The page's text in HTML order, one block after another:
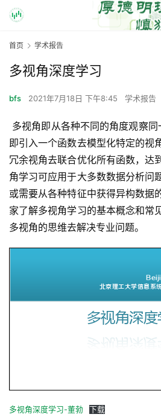
首页 学术报告
多视角深度学习
bfs 2021年7月18日 下午8:45 学术报告
即引入一个函数去模型化特定的视
冗余视角去联合优化所有函数，达
角学习可应用于大多数数据分析问
或需要从各种特征中获得异构数据
家了解多视角学习的基本概念和常
多视角的思维去解决专业问题。
多视角深度学习-董勃 下载